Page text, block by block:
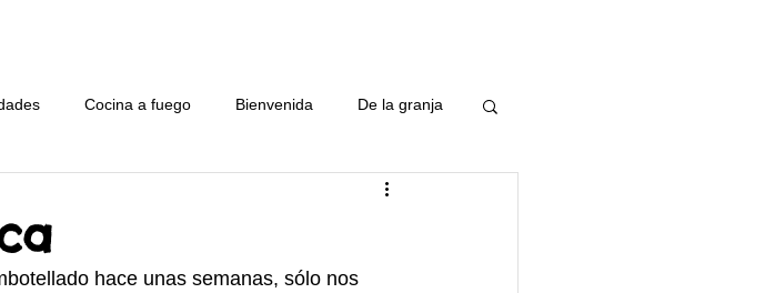
Cocina a fuego Bienvenida De la granja
to bee Zero waste o residuo zero
hace unas semanas, sólo nos